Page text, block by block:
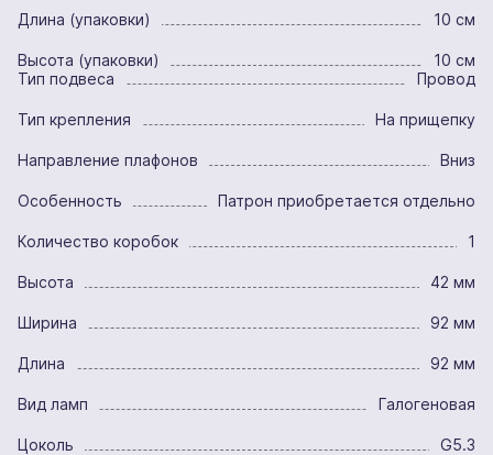
Длина (упаковки) 10 см
Высота (упаковки)
10 см
Тип подвеса
Провод
Тип крепления На прищепку
Направление плафонов Вниз
Особенность Патрон приобретается отдельно
Количество коробок 1
Высота 42 мм
Ширина 92 мм
Длина 92 мм
Вид ламп Галогеновая
Цоколь G5.3